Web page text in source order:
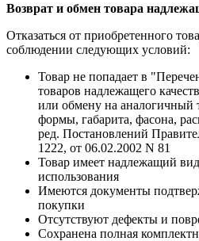
Возврат и обмен товара
Отказаться от приобретенного
соблюдении следующих условий:
Товар не попадает в
товаров надлежащего
или обмену на аналогичный
формы, габарита, фасона,
ред. Постановлений
1222, от 06.02.2002 N 81
Товар имеет надлежащий
использования
Имеются документы
покупки
Отсутствуют дефекты и
Сохранена полная